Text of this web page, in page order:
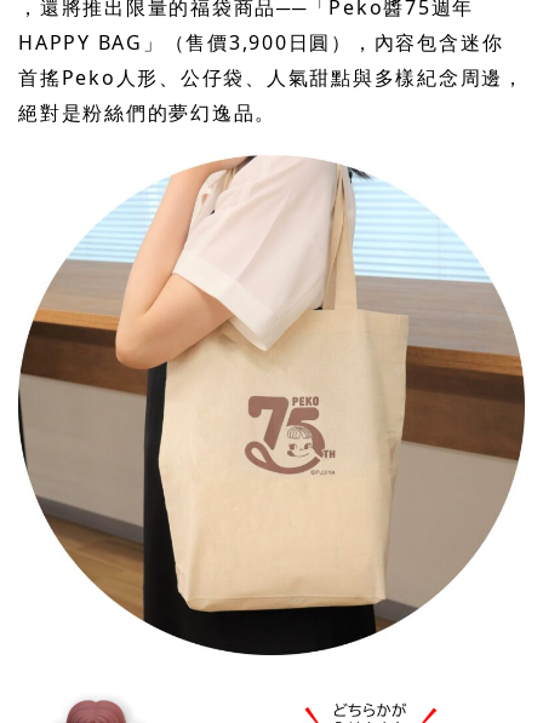
，還將推出限量的福袋商品──「Peko醬75週年
HAPPY BAG」（售價3,900日圓），內容包含迷你
首搖Peko人形、公仔袋、人氣甜點與多樣紀念周邊，
絕對是粉絲們的夢幻逸品。